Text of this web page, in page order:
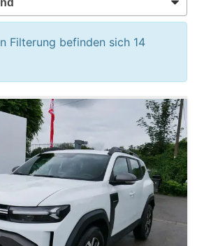
Filterung befinden sich 14